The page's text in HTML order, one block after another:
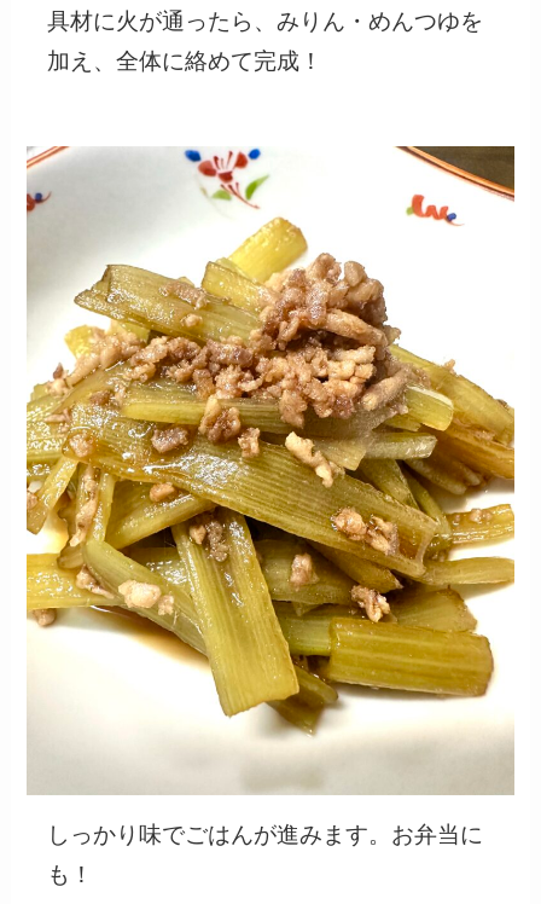
具材に火が通ったら、みりん・めんつゆを
加え、全体に絡めて完成！
しっかり味でごはんが進みます。お弁当に
も！